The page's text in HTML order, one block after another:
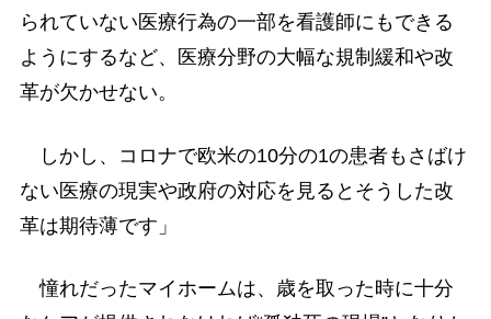
られていない医療行為の一部を看護師にもできる
ようにするなど、医療分野の大幅な規制緩和や改
革が欠かせない。
しかし、コロナで欧米の10分の1の患者もさばけ
ない医療の現実や政府の対応を見るとそうした改
革は期待薄です」
憧れだったマイホームは、歳を取った時に十分